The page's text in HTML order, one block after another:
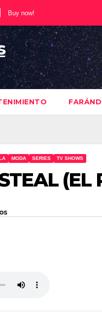
Buy now!
MODA SERIES TV SHOWS
(EL